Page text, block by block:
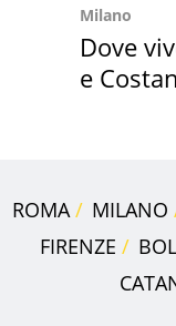
Milano
Dove
e
ROMA MILANO
FIRENZE